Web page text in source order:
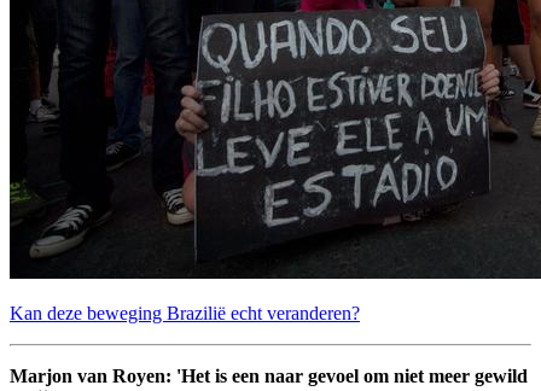
Kan deze beweging Brazilië echt veranderen?
Marjon van Royen: 'Het is een naar gevoel om niet meer gewild